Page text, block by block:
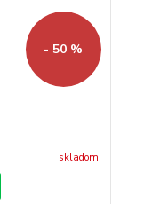
- 50 %
skladom